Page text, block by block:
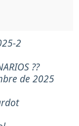
2
??
de 2025